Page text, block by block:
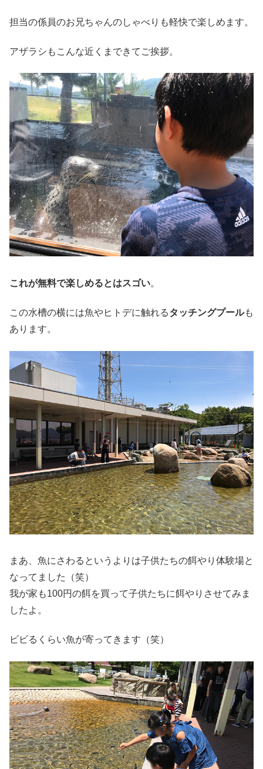
担当の係員のお兄ちゃんのしゃべりも軽快で楽しめます。
アザラシもこんな近くまできてご挨拶。
これが無料で楽しめるとはスゴい。
この水槽の横には魚やヒトデに触れるタッチングプールも
あります。
まあ、魚にさわるというよりは子供たちの餌やり体験場と
なってました（笑）
我が家も100円の餌を買って子供たちに餌やりさせてみま
したよ。
ビビるくらい魚が寄ってきます（笑）